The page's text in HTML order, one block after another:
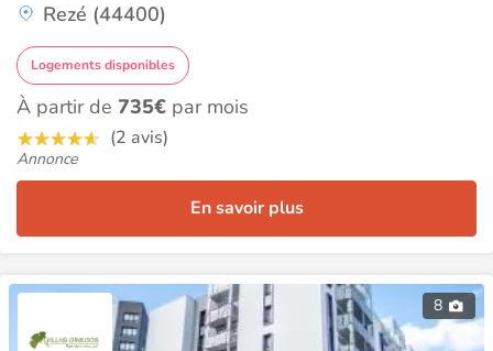
Rezé (44400)
Logements disponibles
À partir de 735€ par mois
(2 avis)
Annonce
En savoir plus
8